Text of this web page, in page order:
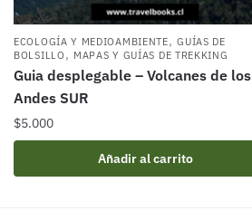
ECOLOGÍA Y MEDIOAMBIENTE,GUÍAS DE
BOLSILLO , MAPAS Y GUÍAS DE TREKKING
Guia desplegable – Volcanes de los
Andes SUR
$5.000
Añadir al carrito